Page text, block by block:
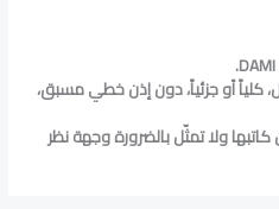
كلياً أو جزئياً، دون إذن خطي مسبق،
كاتبها ولا تمثّل بالضرورة وجهة نظر